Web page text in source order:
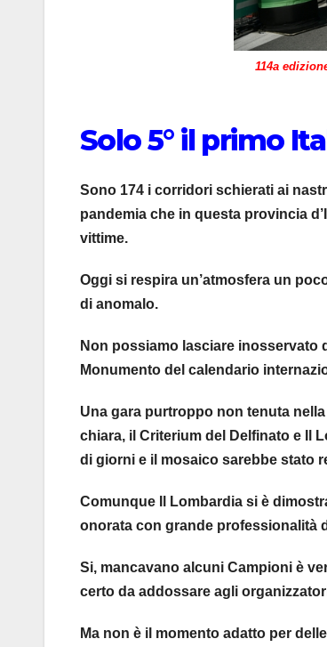
114a
Solo 5° il primo
Sono 174 i corridori schierati ai
pandemia che in questa provincia
vittime.
Oggi si respira un’atmosfera un
di anomalo.
Non possiamo lasciare inosservato
Monumento del calendario
Una gara purtroppo non tenuta
chiara, il Criterium del Delfinato e Il
di giorni e il mosaico sarebbe stato
Comunque Il Lombardia si è
onorata con grande professionalità
Si, mancavano alcuni Campioni è
certo da addossare agli
Ma non è il momento adatto per